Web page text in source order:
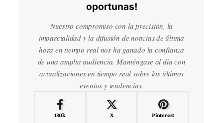
oportunas!
Nuestro compromiso con la precisión, la
imparcialidad y la difusión de noticias de última
hora en tiempo real nos ha ganado la confianza
de una amplia audiencia. Manténgase al día con
actualizaciones en tiempo real sobre los últimos
eventos y tendencias.
130k X Pinterest